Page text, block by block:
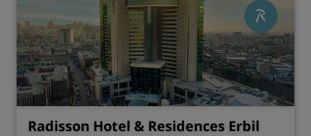
Radisson Hotel & Residences Erbil